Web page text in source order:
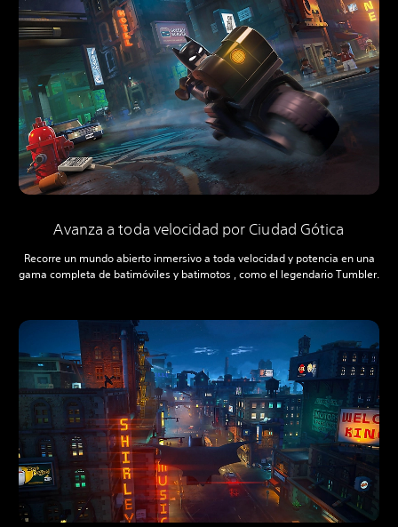
Avanza a toda velocidad por Ciudad Gótica
Recorre un mundo abierto inmersivo a toda velocidad y potencia en una
gama completa de batimóviles y batimotos , como el legendario Tumbler.